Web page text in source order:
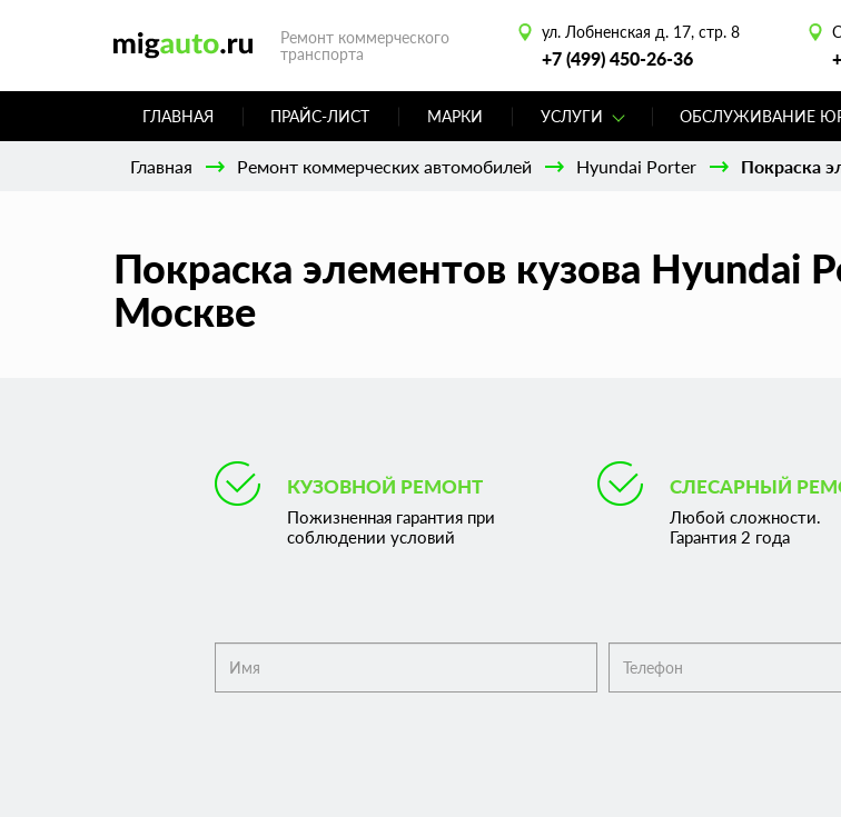
Ремонт коммерческого
транспорта
ул. Лобненская д. 17, стр. 8
+7 (499) 450-26-36
ГЛАВНАЯ ПРАЙС-ЛИСТ МАРКИ УСЛУГИ ОБСЛУЖИВАНИЕ
Главная Ремонт коммерческих автомобилей Hyundai Porter Покраска
Покраска элементов кузова Hyundai
Москве
КУЗОВНОЙ РЕМОНТ
Пожизненная гарантия при
соблюдении условий
СЛЕСАРНЫЙ
Любой сложности.
Гарантия 2 года